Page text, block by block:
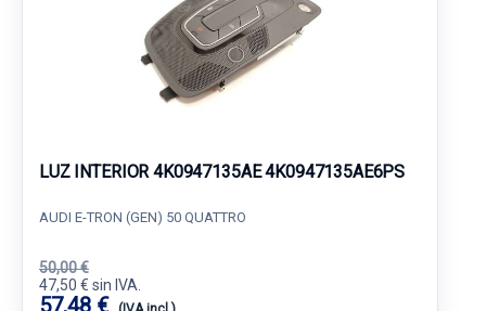
LUZ INTERIOR 4K0947135AE 4K0947135AE6PS
AUDI E-TRON (GEN) 50 QUATTRO
50,00 €
47,50 € sin IVA.
57,48 €